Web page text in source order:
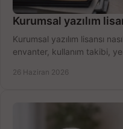
Kurumsal yazılım
Kurumsal yazılım lisansı
envanter, kullanım takibi,
26 Haziran 2026